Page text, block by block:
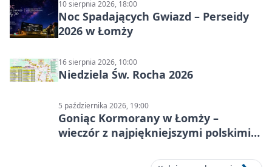
10 sierpnia 2026, 18:00
Noc Spadających Gwiazd – Perseidy
2026 w Łomży
16 sierpnia 2026, 10:00
Niedziela Św. Rocha 2026
5 października 2026, 19:00
Goniąc Kormorany w Łomży –
wieczór z najpiękniejszymi polskimi